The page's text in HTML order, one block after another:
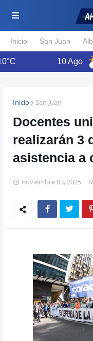
Inicio San Juan
10 Ago
Inicio San Juan
Docentes
realizarán 3
asistencia a
noviembre 03, 2025